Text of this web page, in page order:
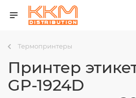
Термопринтеры
Принтер
GP-1924D